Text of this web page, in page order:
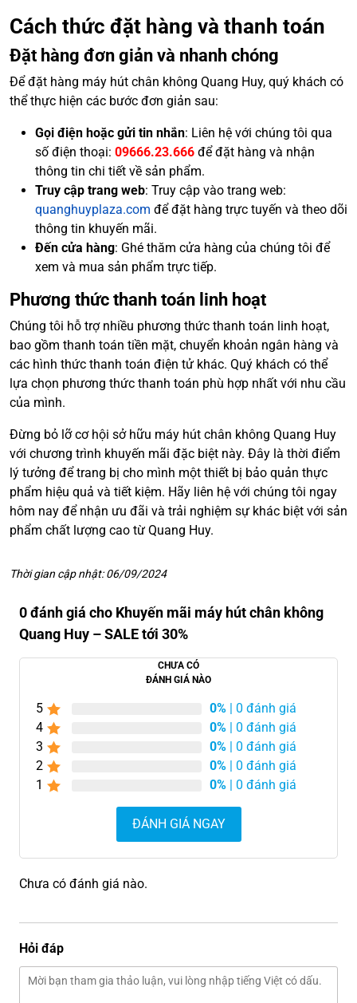
Cách thức đặt hàng và thanh toán
Đặt hàng đơn giản và nhanh chóng
Để đặt hàng máy hút chân không Quang Huy, quý khách có
thể thực hiện các bước đơn giản sau:
Gọi điện hoặc gửi tin nhắn: Liên hệ với chúng tôi qua
số điện thoại: 09666.23.666 để đặt hàng và nhận
thông tin chi tiết về sản phẩm.
Truy cập trang web: Truy cập vào trang web:
quanghuyplaza.com để đặt hàng trực tuyến và theo dõi
thông tin khuyến mãi.
Đến cửa hàng: Ghé thăm cửa hàng của chúng tôi để
xem và mua sản phẩm trực tiếp.
Phương thức thanh toán linh hoạt
Chúng tôi hỗ trợ nhiều phương thức thanh toán linh hoạt,
bao gồm thanh toán tiền mặt, chuyển khoản ngân hàng và
các hình thức thanh toán điện tử khác. Quý khách có thể
lựa chọn phương thức thanh toán phù hợp nhất với nhu cầu
của mình.
Đừng bỏ lỡ cơ hội sở hữu máy hút chân không Quang Huy
với chương trình khuyến mãi đặc biệt này. Đây là thời điểm
lý tưởng để trang bị cho mình một thiết bị bảo quản thực
phẩm hiệu quả và tiết kiệm. Hãy liên hệ với chúng tôi ngay
hôm nay để nhận ưu đãi và trải nghiệm sự khác biệt với sản
phẩm chất lượng cao từ Quang Huy.
Thời gian cập nhật: 06/09/2024
0 đánh giá cho Khuyến mãi máy hút chân không
Quang Huy – SALE tới 30%
CHƯA CÓ
ĐÁNH GIÁ NÀO
5 0% | 0 đánh giá
4
0% | 0 đánh giá
3
0% | 0 đánh giá
2
0% | 0 đánh giá
1
0% | 0 đánh giá
ĐÁNH GIÁ NGAY
Chưa có đánh giá nào.
Hỏi đáp